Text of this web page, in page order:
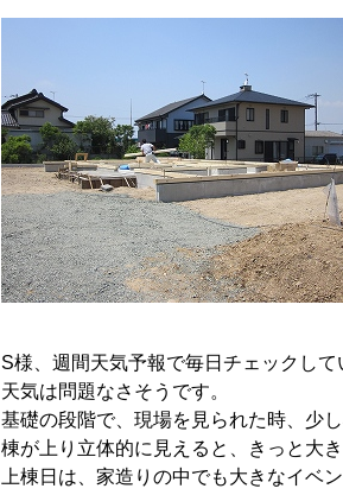
S様、週間天気予報で毎日チェックし
天気は問題なさそうです。
基礎の段階で、現場を見られた時、少
棟が上り立体的に見えると、きっと大
上棟日は、家造りの中でも大きなイベ